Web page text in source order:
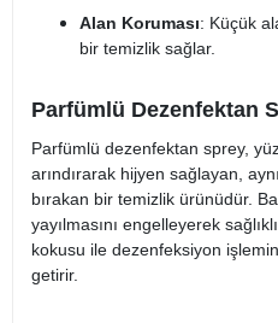
Alan Koruması: Küçük
bir temizlik sağlar.
Parfümlü Dezenfektan
Parfümlü dezenfektan sprey,
arındırarak hijyen sağlayan,
bırakan bir temizlik ürünüdür.
yayılmasını engelleyerek
kokusu ile dezenfeksiyon
getirir.